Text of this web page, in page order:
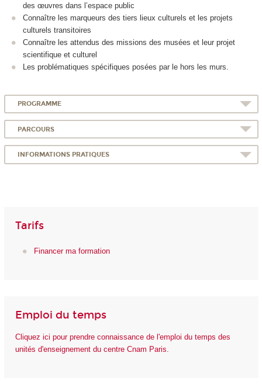
des œuvres dans l’espace public
Connaître les marqueurs des tiers lieux culturels et les projets
culturels transitoires
Connaître les attendus des missions des musées et leur projet
scientifique et culturel
Les problématiques spécifiques posées par le hors les murs.
PROGRAMME
PARCOURS
INFORMATIONS PRATIQUES
Tarifs
Financer ma formation
Emploi du temps
Cliquez ici pour prendre connaissance de l'emploi du temps des
unités d'enseignement du centre Cnam Paris.